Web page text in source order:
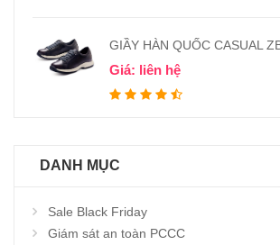
GIẦY HÀN QUỐC CASUAL
Giá: liên hệ
DANH MỤC
Sale Black Friday
Giám sát an toàn PCCC